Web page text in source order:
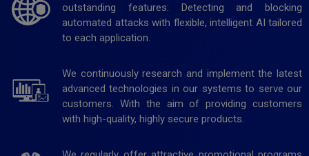
outstanding features: Detecting and blocking
automated attacks with flexible, intelligent AI tailored
to each application.
We continuously research and implement the latest
advanced technologies in our systems to serve our
customers. With the aim of providing customers
with high-quality, highly secure products.